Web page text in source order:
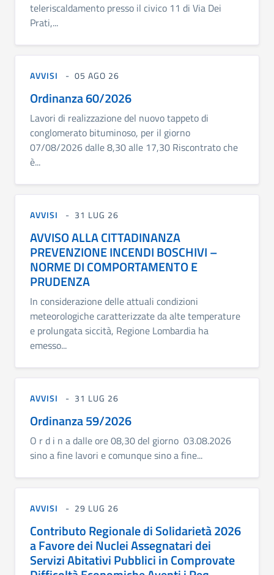
teleriscaldamento presso il civico 11 di Via Dei
Prati,...
AVVISI 05 AGO 26
Ordinanza 60/2026
Lavori di realizzazione del nuovo tappeto di
conglomerato bituminoso, per il giorno
07/08/2026 dalle 8,30 alle 17,30 Riscontrato che
è...
AVVISI 31 LUG 26
AVVISO ALLA CITTADINANZA
PREVENZIONE INCENDI BOSCHIVI –
NORME DI COMPORTAMENTO E
PRUDENZA
In considerazione delle attuali condizioni
meteorologiche caratterizzate da alte temperature
e prolungata siccità, Regione Lombardia ha
emesso...
AVVISI 31 LUG 26
Ordinanza 59/2026
O r d i n a dalle ore 08,30 del giorno 03.08.2026
sino a fine lavori e comunque sino a fine...
AVVISI 29 LUG 26
Contributo Regionale di Solidarietà 2026
a Favore dei Nuclei Assegnatari dei
Servizi Abitativi Pubblici in Comprovate